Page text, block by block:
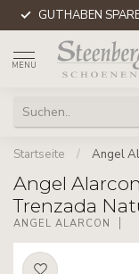
GUTHABEN
MENU
Startseite / Angel
Angel
Trenzada
ÁNGEL ALARCÓN